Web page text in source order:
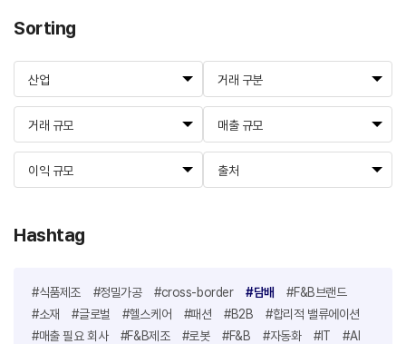
Sorting
산업 거래 구분
거래 규모 매출 규모
이익 규모 출처
Hashtag
#식품제조 #정밀가공 #cross-border #담배
#F&B브랜드
#소재
#글로벌 #헬스케어 #패션 #B2B
#합리적 밸류에이션
#매출 필요 회사
#F&B제조 #로봇 #F&B #자동화 #IT
#AI